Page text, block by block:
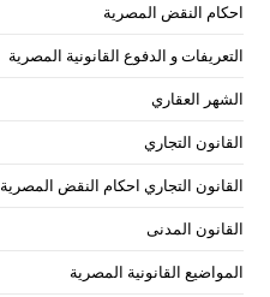
احكام النقض المصرية
التعريفات و الدفوع القانونية المصرية
الشهر العقاري
القانون التجاري
القانون التجاري احكام النقض المصرية
القانون المدنى
المواضيع القانونية المصرية